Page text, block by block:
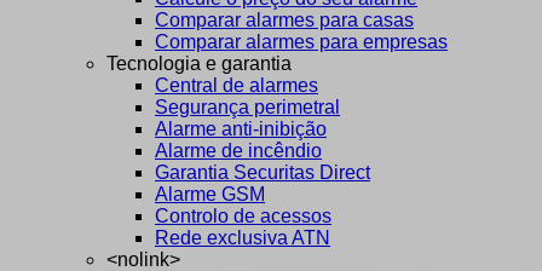
Comparar alarmes para casas
Comparar alarmes para empresas
Tecnologia e garantia
Central de alarmes
Segurança perimetral
Alarme anti-inibição
Alarme de incêndio
Garantia Securitas Direct
Alarme GSM
Controlo de acessos
Rede exclusiva ATN
<nolink>